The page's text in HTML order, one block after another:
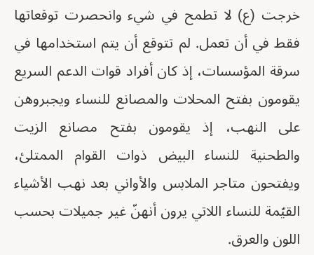
خرجت (ع) لا تطمح في شيء وانحصرت توقعاتها
فقط في أن تعمل. لم تتوقع أن يتم استخدامها في
سرقة المؤسسات، إذ كان أفراد قوات الدعم السريع
يقومون بفتح المحلات والمصانع للنساء ويجبروهن
على النهب، إذ يقومون بفتح مصانع الزيت
والطحنية للنساء البيض ذوات القوام الممتلئ،
ويفتحون متاجر الملابس والأواني بعد نهب الأشياء
القيّمة للنساء اللاتي يرون أنهنّ غير جميلات بحسب
اللون والعرق.